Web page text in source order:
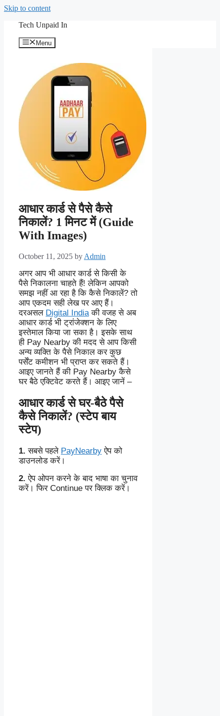
Skip to content
Tech Unpaid In
Menu
आधार कार्ड से पैसे कैसे
निकालें? 1 मिनट में (Guide
With Images)
October 11, 2025 by Admin
अगर आप भी आधार कार्ड से किसी के
पैसे निकालना चाहते हैं! लेकिन आपको
समझ नहीं आ रहा है कि कैसे निकालें? तो
आप एकदम सही लेख पर आए हैं।
दरअसल Digital Indiaकी वजह से अब
आधार कार्ड भी ट्रांजेक्शन के लिए
इस्तेमाल किया जा सका है। इसके साथ
ही Pay Nearby की मदद से आप किसी
अन्य व्यक्ति के पैसे निकाल कर कुछ
पर्सेंट कमीशन भी प्राप्त कर सकते हैं।
आइए जानते हैं की Pay Nearby कैसे
घर बैठे एक्टिवेट करते हैं। आइए जानें –
आधार कार्ड से घर-बैठे पैसे
कैसे निकालें? (स्टेप बाय
स्टेप)
1. सबसे पहले PayNearby ऐप को
डाउनलोड करें।
2. ऐप ओपन करने के बाद भाषा का चुनाव
करें। फिर Continue पर क्लिक करें।